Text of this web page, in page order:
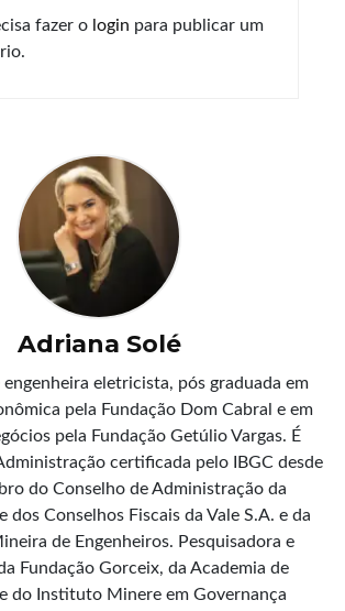
fazer o login para publicar um
Adriana Solé
eletricista, pós graduada em
pela Fundação Dom Cabral e em
pela Fundação Getúlio Vargas. É
certificada pelo IBGC desde
do Conselho de Administração da
dos Conselhos Fiscais da Vale S.A. e da
de Engenheiros. Pesquisadora e
Fundação Gorceix, da Academia de
do Instituto Minere em Governança